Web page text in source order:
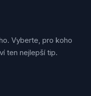
Vyberte, pro koho
ten nejlepší tip.